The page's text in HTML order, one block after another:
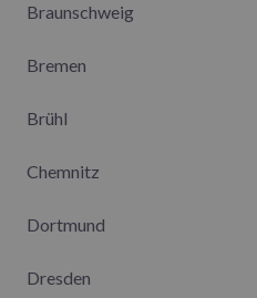
Braunschweig
Bremen
Brühl
Chemnitz
Dortmund
Dresden